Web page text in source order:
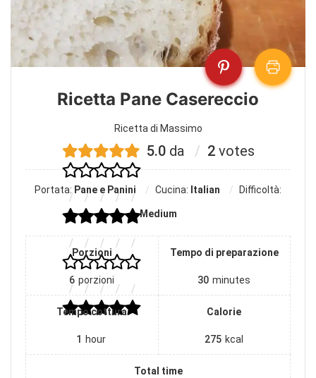
Ricetta Pane Casereccio
Ricetta di Massimo
5.0da 2votes
Portata: Pane e Panini Cucina: Italian Difficoltà:
Medium
Porzioni
6 porzioni
Tempo di preparazione
30 minutes
Tempo cottura
1 hour
Calorie
275 kcal
Total time